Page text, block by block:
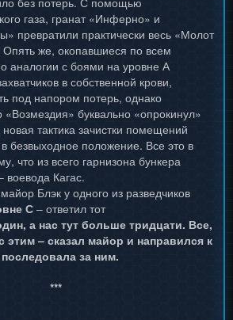
газа, гранат «Инферно» и
превратили практически весь «Молот
Опять же, окопавшиеся по всем
аналогии с боями на уровне А
в собственной крови,
под напором потерь, однако
буквально «опрокинул»
тактика зачистки помещений
безвыходное положение. Все это в
что из всего гарнизона бункера
воевода Кагас.
Блэк у одного из разведчиков
С – ответил тот
а нас тут больше тридцати. Все,
этим – сказал майор и направился к
за ним.
***